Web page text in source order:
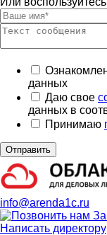
данных
Даю свое
данных в
Принимаю
Отправить
info@arenda1c.ru
Написать директору